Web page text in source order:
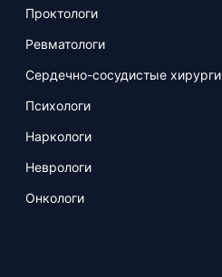
Проктологи
Ревматологи
Сердечно-сосудистые хирурги
Психологи
Наркологи
Неврологи
Онкологи